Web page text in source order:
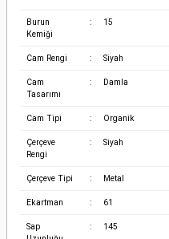
Burun
Kemiği
: 15
Cam Rengi : Siyah
Cam
Tasarımı
: Damla
Cam Tipi : Organik
Çerçeve
Rengi
: Siyah
Çerçeve Tipi : Metal
Ekartman : 61
Sap
: 145